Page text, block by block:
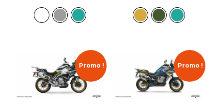
Promo ! Promo !